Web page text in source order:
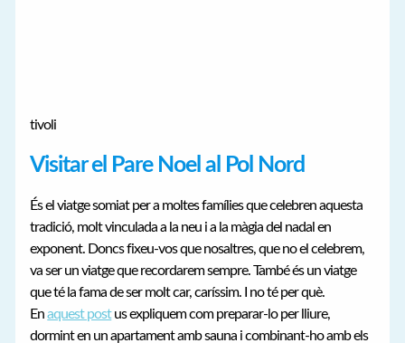
tivoli
Visitar el Pare Noel al Pol Nord
És el viatge somiat per a moltes famílies que celebren aquesta
tradició, molt vinculada a la neu i a la màgia del nadal en
exponent. Doncs fixeu-vos que nosaltres, que no el celebrem,
va ser un viatge que recordarem sempre. També és un viatge
que té la fama de ser molt car, caríssim. I no té per què.
Enaquest postus expliquem com preparar-lo per lliure,
dormint en un apartament amb sauna i combinant-ho amb els